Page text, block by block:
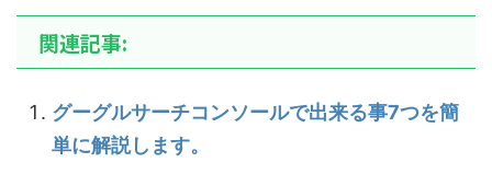
関連記事:
グーグルサーチコンソールで出来る事7つを簡
単に解説します。